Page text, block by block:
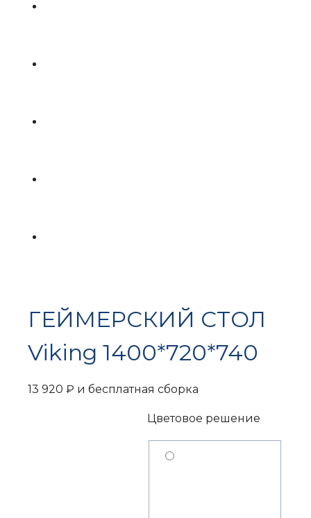
ГЕЙМЕРСКИЙ СТОЛ
Viking 1400*720*740
13 920 ₽ и бесплатная сборка
Цветовое решение